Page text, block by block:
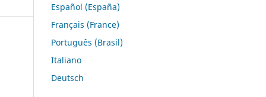
Español (España)
Français (France)
Português (Brasil)
Italiano
Deutsch